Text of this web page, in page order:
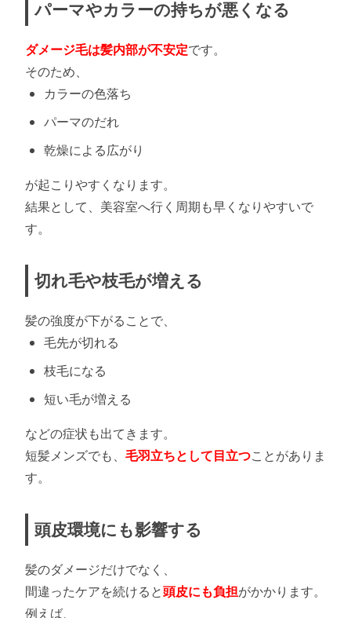
パーマやカラーの持ちが悪くなる
ダメージ毛は髪内部が不安定です。
そのため、
カラーの色落ち
パーマのだれ
乾燥による広がり
が起こりやすくなります。
結果として、美容室へ行く周期も早くなりやすいで
す。
切れ毛や枝毛が増える
髪の強度が下がることで、
毛先が切れる
枝毛になる
短い毛が増える
などの症状も出てきます。
短髪メンズでも、 毛羽立ちとして目立つことがありま
す。
頭皮環境にも影響する
髪のダメージだけでなく、
間違ったケアを続けると頭皮にも負担がかかります。
例えば、